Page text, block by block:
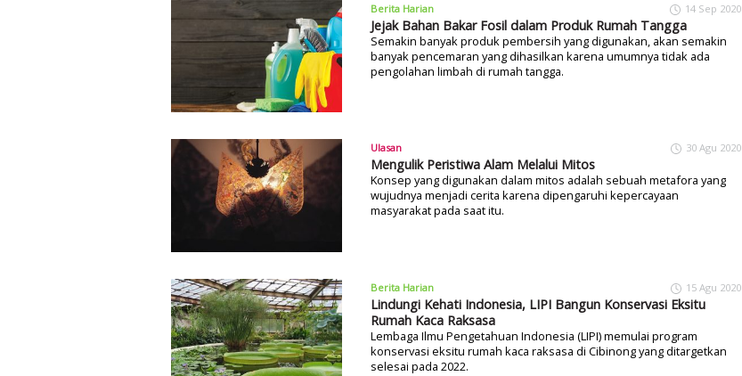
Berita Harian 14 Sep 2020
Jejak Bahan Bakar Fosil dalam Produk Rumah Tangga
Semakin banyak produk pembersih yang digunakan, akan semakin
banyak pencemaran yang dihasilkan karena umumnya tidak ada
pengolahan limbah di rumah tangga.
Ulasan 30 Agu 2020
Mengulik Peristiwa Alam Melalui Mitos
Konsep yang digunakan dalam mitos adalah sebuah metafora yang
wujudnya menjadi cerita karena dipengaruhi kepercayaan
masyarakat pada saat itu.
Berita Harian 15 Agu 2020
Lindungi Kehati Indonesia, LIPI Bangun Konservasi Eksitu
Rumah Kaca Raksasa
Lembaga Ilmu Pengetahuan Indonesia (LIPI) memulai program
konservasi eksitu rumah kaca raksasa di Cibinong yang ditargetkan
selesai pada 2022.